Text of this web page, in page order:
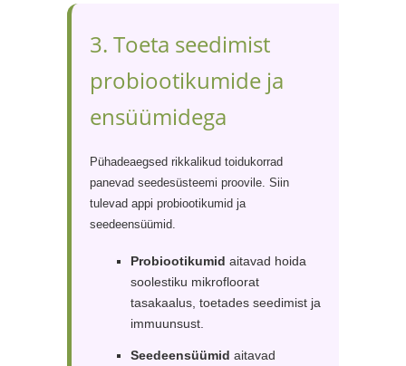
3. Toeta seedimist
probiootikumide ja
ensüümidega
Pühadeaegsed rikkalikud toidukorrad
panevad seedesüsteemi proovile. Siin
tulevad appi probiootikumid ja
seedeensüümid.
Probiootikumid aitavad hoida
soolestiku mikrofloorat
tasakaalus, toetades seedimist ja
immuunsust.
Seedeensüümid aitavad